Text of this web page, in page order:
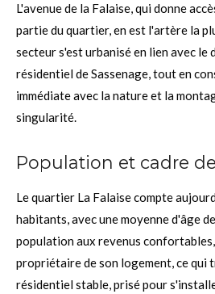
L'avenue de la Falaise, qui donne
partie du quartier, en est l'artère la
secteur s'est urbanisé en lien avec le
résidentiel de Sassenage, tout en
immédiate avec la nature et la
singularité.
Population et cadre
Le quartier La Falaise compte
habitants, avec une moyenne d'âge
population aux revenus
propriétaire de son logement, ce qui
résidentiel stable, prisé pour